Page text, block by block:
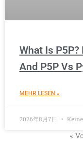
What Is
And P5P Vs
MEHR LESEN »
2026年8月7日
«